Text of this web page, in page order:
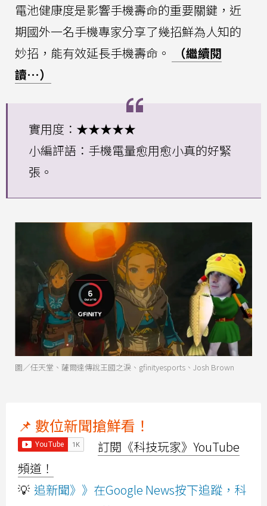
電池健康度是影響手機壽命的重要關鍵，近
期國外一名手機專家分享了幾招鮮為人知的
妙招，能有效延長手機壽命。
（繼續閱
讀…）
實用度：★★★★★
小編評語：手機電量愈用愈小真的好緊
張。
圖／任天堂、薩爾達傳說王國之淚、gfinityesports、Josh Brown
📌 數位新聞搶鮮看！
訂閱《科技玩家》YouTube
頻道！
💡 追新聞》》在Google News按下追蹤，科